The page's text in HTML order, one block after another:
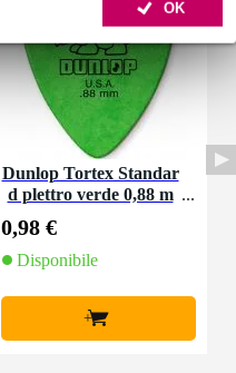
OK
Dunlop Tortex Standar
d plettro verde 0,88 m
0,98 €
Disponibile
+